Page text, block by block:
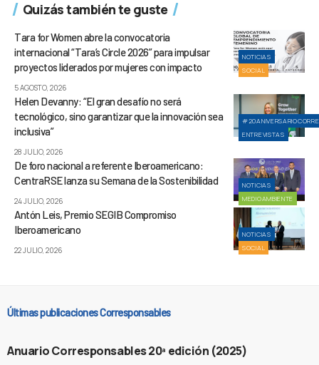
Quizás también te guste
NOTICIAS
SOCIAL
Tara for Women abre la convocatoria
internacional “Tara’s Circle 2026” para impulsar
proyectos liderados por mujeres con impacto
5 AGOSTO, 2026
ENTREVISTAS
Helen Devanny: “El gran desafío no será
tecnológico, sino garantizar que la innovación sea
inclusiva”
28 JULIO, 2026
NOTICIAS
MEDIOAMBIENTE
De foro nacional a referente Iberoamericano:
CentraRSE lanza su Semana de la Sostenibilidad
24 JULIO, 2026
NOTICIAS
SOCIAL
Antón Leis, Premio SEGIB Compromiso
Iberoamericano
22 JULIO, 2026
Últimas publicaciones Corresponsables
Anuario Corresponsables 20ª edición (2025)